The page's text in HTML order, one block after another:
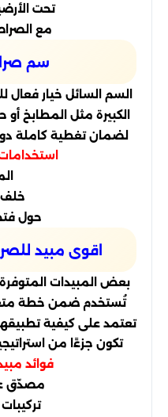
تحت
مع
سم
السم السائل خيار
الكبيرة مثل المطابخ
لضمان تغطية كاملة
خلف
حول
اقوى مبيد
بعض المبيدات
تُستخدم ضمن خطة
تعتمد على كيفية
تكون جزءًا من
فوائد
مصدّق